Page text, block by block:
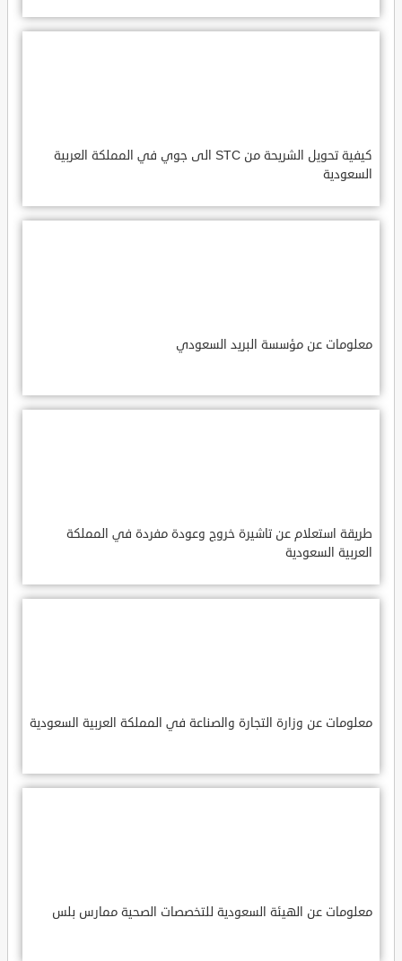
كيفية تحويل الشريحة من STC الى جوي في المملكة العربية
السعودية
معلومات عن مؤسسة البريد السعودي
طريقة استعلام عن تاشيرة خروج وعودة مفردة في المملكة
العربية السعودية
معلومات عن وزارة التجارة والصناعة في المملكة العربية السعودية
معلومات عن الهيئة السعودية للتخصصات الصحية ممارس بلس